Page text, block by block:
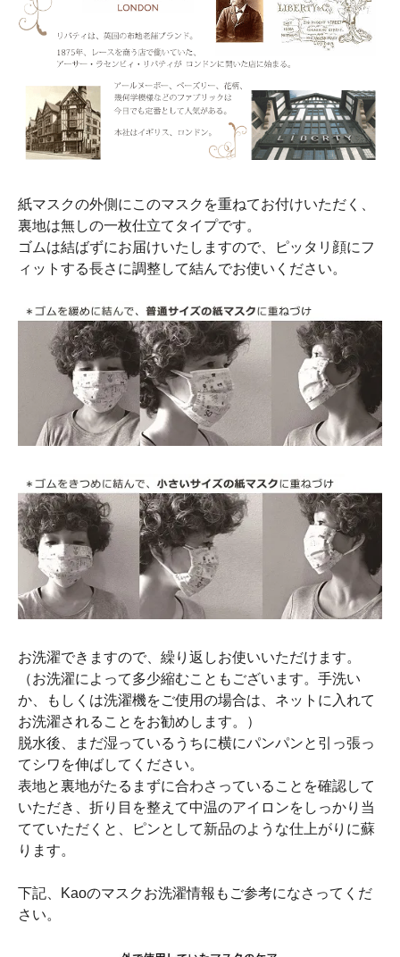
紙マスクの外側にこのマスクを重ねてお付けいただく、
裏地は無しの一枚仕立てタイプです。
ゴムは結ばずにお届けいたしますので、ピッタリ顔にフ
ィットする長さに調整して結んでお使いください。
お洗濯できますので、繰り返しお使いいただけます。
（お洗濯によって多少縮むこともございます。手洗い
か、もしくは洗濯機をご使用の場合は、ネットに入れて
お洗濯されることをお勧めします。）
脱水後、まだ湿っているうちに横にパンパンと引っ張っ
てシワを伸ばしてください。
表地と裏地がたるまずに合わさっていることを確認して
いただき、折り目を整えて中温のアイロンをしっかり当
てていただくと、ピンとして新品のような仕上がりに蘇
ります。
下記、Kaoのマスクお洗濯情報もご参考になさってくだ
さい。